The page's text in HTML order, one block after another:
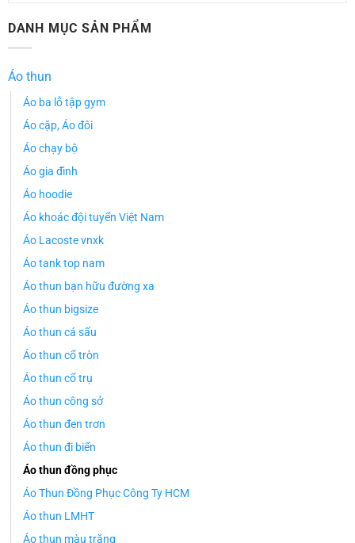
DANH MỤC SẢN PHẨM
Áo thun
Áo ba lỗ tập gym
Áo cặp, Áo đôi
Áo chạy bộ
Áo gia đình
Áo hoodie
Áo khoác đội tuyển Việt Nam
Áo Lacoste vnxk
Áo tank top nam
Áo thun bạn hữu đường xa
Áo thun bigsize
Áo thun cá sấu
Áo thun cổ tròn
Áo thun cổ trụ
Áo thun công sở
Áo thun đen trơn
Áo thun đi biển
Áo thun đồng phục
Áo Thun Đồng Phục Công Ty HCM
Áo thun LMHT
Áo thun màu trắng